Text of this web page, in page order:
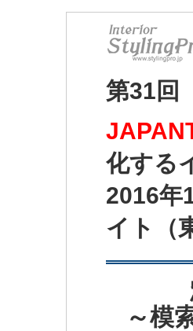
第31回
化する
2016年
イト（
～模